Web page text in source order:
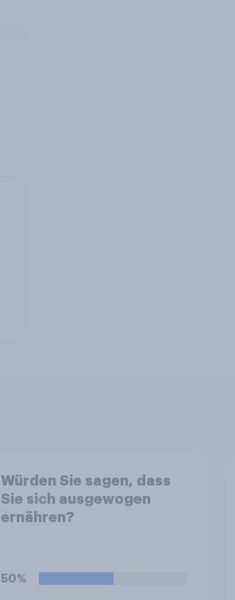
Würden Sie sagen, dass
Sie sich ausgewogen
ernähren?
50%